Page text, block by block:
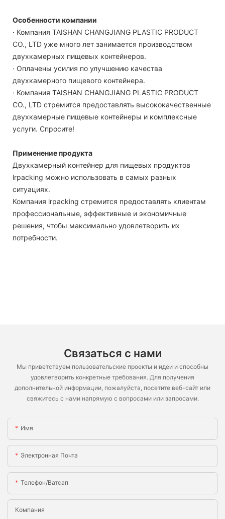
Особенности компании
· Компания TAISHAN CHANGJIANG PLASTIC PRODUCT
CO., LTD уже много лет занимается производством
двухкамерных пищевых контейнеров.
· Оплачены усилия по улучшению качества
двухкамерного пищевого контейнера.
· Компания TAISHAN CHANGJIANG PLASTIC PRODUCT
CO., LTD стремится предоставлять высококачественные
двухкамерные пищевые контейнеры и комплексные
услуги. Спросите!
Применение продукта
Двухкамерный контейнер для пищевых продуктов
lrpacking можно использовать в самых разных
ситуациях.
Компания lrpacking стремится предоставлять клиентам
профессиональные, эффективные и экономичные
решения, чтобы максимально удовлетворить их
потребности.
Связаться с нами
Мы приветствуем пользовательские проекты и идеи и способны
удовлетворить конкретные требования. Для получения
дополнительной информации, пожалуйста, посетите веб-сайт или
свяжитесь с нами напрямую с вопросами или запросами.
Имя
Электронная Почта
Телефон/ватсап
Компания